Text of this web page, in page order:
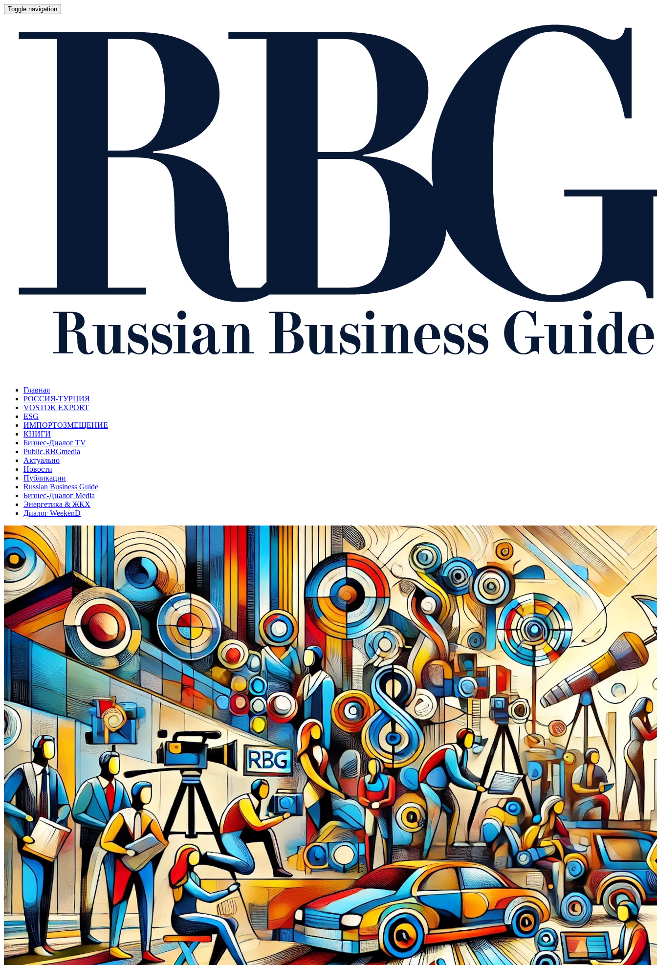
Toggle navigation
Главная
РОССИЯ-ТУРЦИЯ
VOSTOK EXPORT
ESG
ИМПОРТОЗМЕЩЕНИЕ
КНИГИ
Бизнес-Диалог TV
Public.RBGmedia
Актуально
Новости
Публикации
Russian Business Guide
Бизнес-Диалог Media
Энергетика & ЖКХ
Диалог WeekenD